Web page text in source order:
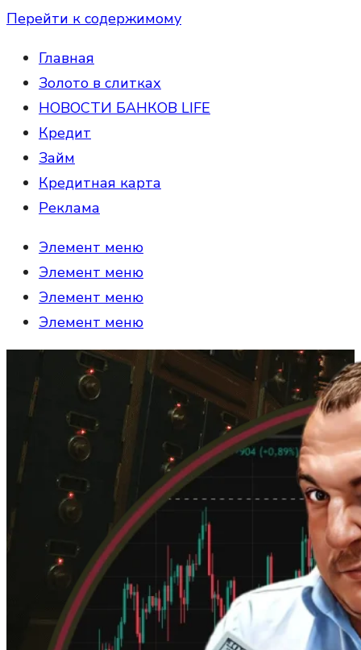
Перейти к содержимому
Главная
Золото в слитках
НОВОСТИ БАНКОВ LIFE
Кредит
Займ
Кредитная карта
Реклама
Элемент меню
Элемент меню
Элемент меню
Элемент меню